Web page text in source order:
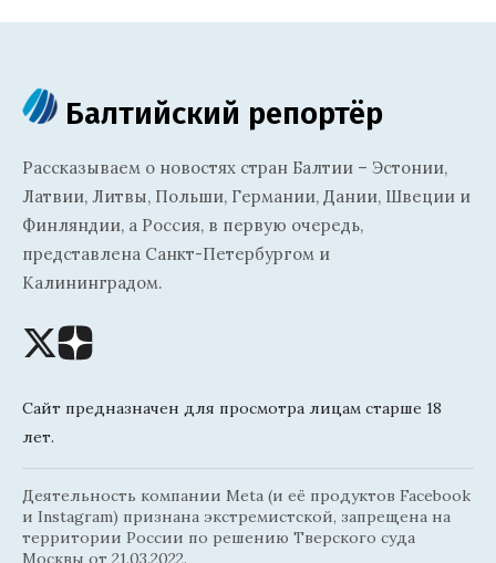
Балтийский репортёр
Рассказываем о новостях стран Балтии – Эстонии,
Латвии, Литвы, Польши, Германии, Дании, Швеции и
Финляндии, а Россия, в первую очередь,
представлена Санкт-Петербургом и
Калининградом.
Сайт предназначен для просмотра лицам старше 18
лет.
Деятельность компании Meta (и её продуктов Facebook
и Instagram) признана экстремистской, запрещена на
территории России по решению Тверского суда
Москвы от 21.03.2022.